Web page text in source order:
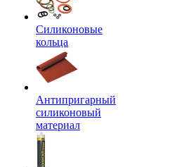
Силиконовые
кольца
Антипригарный
силиконовый
материал